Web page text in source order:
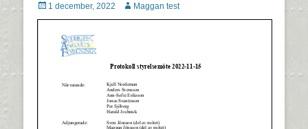
Postades
den
1 december, 2022 Författare
Maggan test